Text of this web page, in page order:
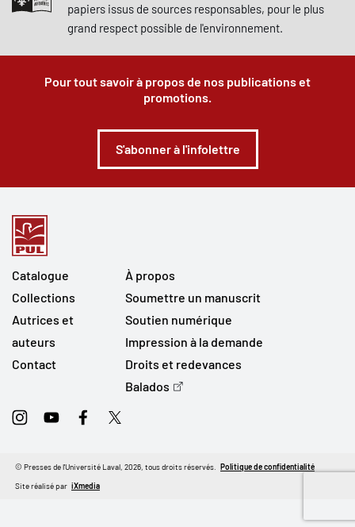
papiers issus de sources responsables, pour le plus
grand respect possible de l'environnement.
Pour tout savoir à propos de nos publications et
promotions.
S'abonner à l'infolettre
Catalogue
Collections
Autrices et
auteurs
Contact
À propos
Soumettre un manuscrit
Soutien numérique
Impression à la demande
Droits et redevances
Balados
InstagramYoutubeFacebookTwitter
Site réalisé par iXmedia
© Presses de l'Université Laval, 2026, tous droits réservés. Politique de confidentialité